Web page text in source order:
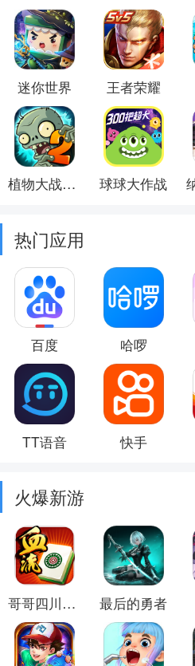
迷你世界 王者荣耀
植物大战僵尸2 球球大作战
热门应用
百度 哈啰
TT语音 快手
火爆新游
哥哥四川麻将 最后的勇者